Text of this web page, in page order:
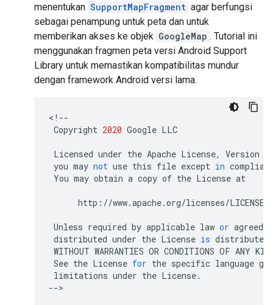
menentukan SupportMapFragment agar berfungsi
sebagai penampung untuk peta dan untuk
memberikan akses ke objek GoogleMap . Tutorial ini
menggunakan fragmen peta versi Android Support
Library untuk memastikan kompatibilitas mundur
dengan framework Android versi lama.
< !--
Copyright 2020 Google LLC
Licensed under the Apache License, Version
you may not use this file except in
You may obtain a copy of the License at
http : //www.apache.org/licenses/LICENSE
Unless required by applicable law or agreed
distributed under the License is distributed
WITHOUT WARRANTIES OR CONDITIONS OF ANY
See the License for the specific language
limitations under the License.
-->